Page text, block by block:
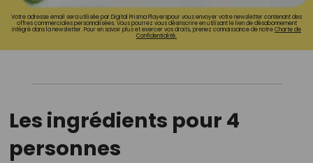
Votre adresse email sera utilisée par Digital Prisma Playerspour vous envoyer votre newsletter contenant des
offres commerciales personnalisées. Vous pourrez vous désinscrire en utilisant le lien de désabonnement
intégré dans la newsletter. Pour en savoir plus et exercer vos droits, prenez connaissance de notreCharte de
Confidentialité.
Les ingrédients pour 4
personnes